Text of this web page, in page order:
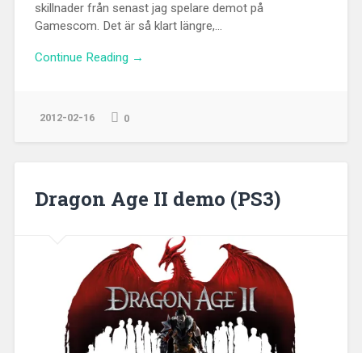
skillnader från senast jag spelare demot på
Gamescom. Det är så klart längre,...
Continue Reading →
2012-02-16 0
Dragon Age II demo (PS3)